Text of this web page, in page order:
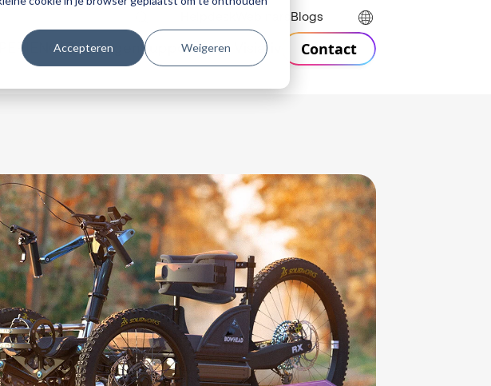
Accepteren Weigeren
Blogs
Trainingen SupportOver Visiativ Contact